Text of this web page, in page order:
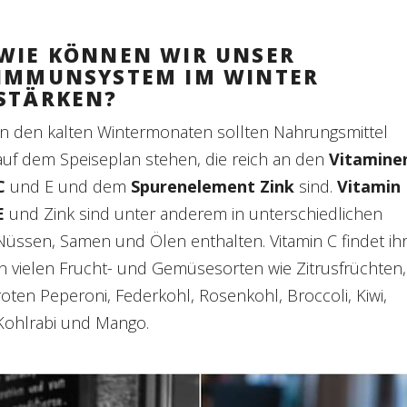
KÖNNEN WIR UNSER
IM WINTER
den kalten Wintermonaten sollten Nahrungsmittel
dem Speiseplan stehen, die reich an den
und E und dem Spurenelement Zinksind. Vitamin
und Zink sind unter anderem in unterschiedlichen
Samen und Ölen enthalten. Vitamin C findet ihr
vielen Frucht- und Gemüsesorten wie Zitrusfrüchten,
Peperoni, Federkohl, Rosenkohl, Broccoli, Kiwi,
und Mango.